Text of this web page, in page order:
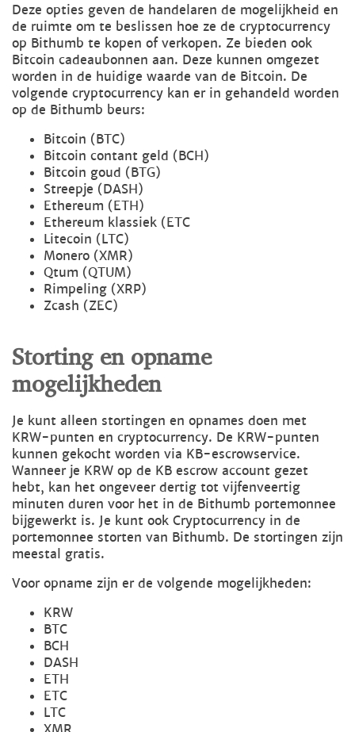
Deze opties geven de handelaren de mogelijkheid en
de ruimte om te beslissen hoe ze de cryptocurrency
op Bithumb te kopen of verkopen. Ze bieden ook
Bitcoin cadeaubonnen aan. Deze kunnen omgezet
worden in de huidige waarde van de Bitcoin. De
volgende cryptocurrency kan er in gehandeld worden
op de Bithumb beurs:
Bitcoin (BTC)
Bitcoin contant geld (BCH)
Bitcoin goud (BTG)
Streepje (DASH)
Ethereum (ETH)
Ethereum klassiek (ETC
Litecoin (LTC)
Monero (XMR)
Qtum (QTUM)
Rimpeling (XRP)
Zcash (ZEC)
Storting en opname
mogelijkheden
Je kunt alleen stortingen en opnames doen met
KRW-punten en cryptocurrency. De KRW-punten
kunnen gekocht worden via KB-escrowservice.
Wanneer je KRW op de KB escrow account gezet
hebt, kan het ongeveer dertig tot vijfenveertig
minuten duren voor het in de Bithumb portemonnee
bijgewerkt is. Je kunt ook Cryptocurrency in de
portemonnee storten van Bithumb. De stortingen zijn
meestal gratis.
Voor opname zijn er de volgende mogelijkheden:
KRW
BTC
BCH
DASH
ETH
ETC
LTC